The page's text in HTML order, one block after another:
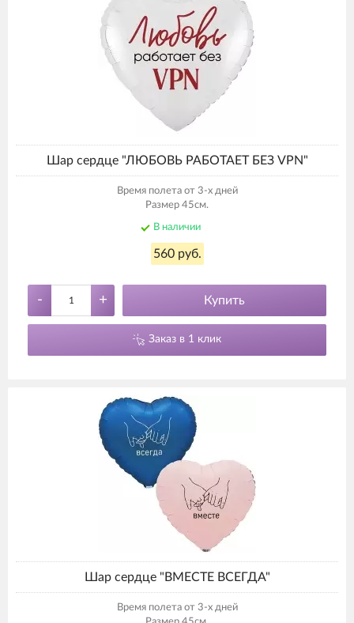
Шар сердце "ЛЮБОВЬ РАБОТАЕТ БЕЗ VPN"
Время полета от 3-х дней
Размер 45см.
В наличии
560 руб.
- + Купить
Заказ в 1 клик
Шар сердце "ВМЕСТЕ ВСЕГДА"
Время полета от 3-х дней